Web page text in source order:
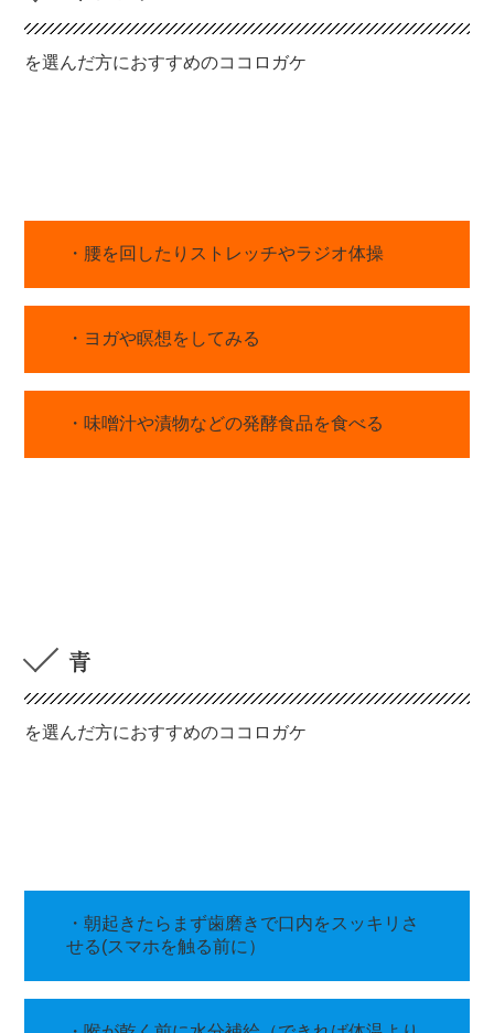
を選んだ方におすすめのココロガケ
・腰を回したりストレッチやラジオ体操
・ヨガや瞑想をしてみる
・味噌汁や漬物などの発酵食品を食べる
青
を選んだ方におすすめのココロガケ
・朝起きたらまず歯磨きで口内をスッキリさ
せる(スマホを触る前に）